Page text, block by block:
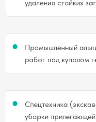
удаления стойких
Промышленный
работ под куполом
Спецтехника
уборки